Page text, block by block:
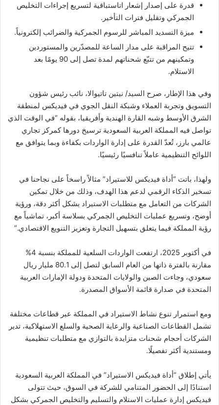
قدرة على إصدار إشعار اتاستباقية لتسريع إجراءات التخليص
الجمركي وتقليل فترات التأخير.
ميزة التسديد المباشر للرسوم الجمركية والضرائب إلكترونياً.
تتيح المراقبة على مدار الساعة للمصدّرين والمستوردين
وتمكينهم من تتبّع شحناتهم لمدة تصل إلى 90 يومًا بعد
الاستلام.
وفي هذا الإطار، صرح السيد/ نيتين تاتيوالا، نائب رئيس شؤون
التسويق وتجربة العملاء وشبكة النقل الجوي في فيديكس لمنطقة
الشرق الأوسط وشبه القارة الهندية وأفريقيا، بقوله “في الوقت الذي
تواصل فيه المملكة العربية السعودية ترسيخ دورها كمركز تجاري
عالمي بارز، تُعدّ القدرة على إدارة الواردات بكفاءة وبما يتوافق مع
اللوائح التنظيمية عاملاً تنافسيًا رئيسيًا.
ولهذا، باتت “أداة فيديكس للاستيراد” مثالاً راسخاً على نجاحنا في
تسخير الذكاء الرقمي لدعم هذا الهدف، وذلك من خلال تمكين
الشركات من التعامل مع متطلبات الاستيراد بشكل أكثر دقة، ورؤية
أوضح، وتسريع عمليات التخليص الجمركي بسلاسة أكبر، تماشياً مع
رؤية المملكة فيما يتعلق بتسهيل التجارة وتعزيز التنويع الاقتصادي.”
في أكتوبر 2025، ارتفعت الواردات السلعية للمملكة بنسبة 4%
مقارنة بالفترة ذاتها من العام السابق لتصل إلى 80.1 مليار ريال
سعودي، وجاءت الصين والولايات المتحدة ودولة الإمارات العربية
المتحدة في صدارة قائمة الأسواق المصدرة.
ومع استمرار تنوع نشاط الاستيراد في المملكة عبر قطاعات مختلفة
تشمل القطاعات الصناعية والرعاية الصحية والسلع الاستهلاكية، تدير
الشركات أحجام شحنات متزايدة بالتوازي مع متطلبات تنظيمية
ومستندية أكثر تفصيلًا.
يأتي إطلاق “أداة فيديكس الاستيراد” في المملكة العربية السعودية
استنادًا إلى الحضور المتنامي للشركة في السوق، حيث تتولى
فيديكس إدارة عمليات الاستلام والتسليم والتخليص الجمركي بشكل